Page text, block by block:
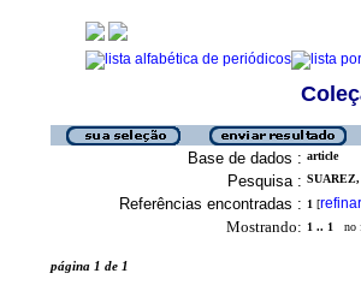
Base de dados : article
Pesquisa :
Referências encontradas : 1 [refinar
Mostrando: 1 .. 1 no
página 1 de 1